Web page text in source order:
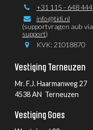
+31 115 - 648 444
info@tidi.nl
(supportvragen aub via
support)
KVK: 21018870
Vestiging Terneuzen
Mr. F.J. Haarmanweg 27
4538 AN Terneuzen
Vestiging Goes